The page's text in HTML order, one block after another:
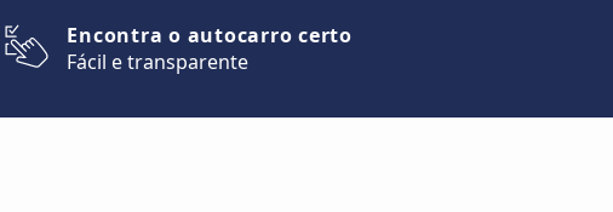
Encontra o autocarro certo
Fácil e transparente